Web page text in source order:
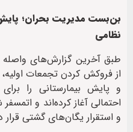
بن‌بست مدیریت بحران؛
نظامی
طبق آخرین گزارش‌های
از فروکش کردن تجمعات اولیه،
و پایش بیمارستانی را
احتمالی آغاز کرده‌اند و
و استقرار یگان‌های گشتی قرار